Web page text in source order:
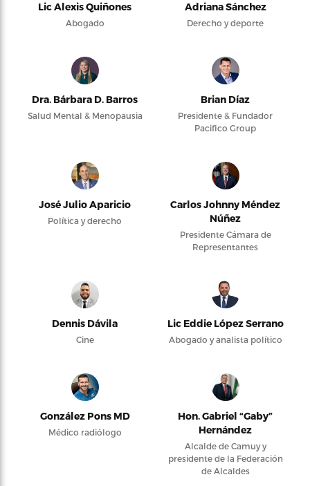
Lic Alexis Quiñones
Abogado
Adriana Sánchez
Derecho y deporte
Dra. Bárbara D. Barros
Salud Mental & Menopausia
Brian Díaz
Presidente & Fundador
Pacifico Group
José Julio Aparicio
Política y derecho
Carlos Johnny Méndez
Núñez
Presidente Cámara de
Representantes
Dennis Dávila
Cine
Lic Eddie López Serrano
Abogado y analista político
González Pons MD
Médico radiólogo
Hon. Gabriel “Gaby”
Hernández
Alcalde de Camuy y
presidente de la Federación
de Alcaldes